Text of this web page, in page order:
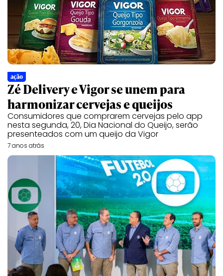
ação
Zé Delivery e Vigor se unem para
harmonizar cervejas e queijos
Consumidores que comprarem cervejas pelo app
nesta segunda, 20, Dia Nacional do Queijo, serão
presenteados com um queijo da Vigor
7 anos atrás